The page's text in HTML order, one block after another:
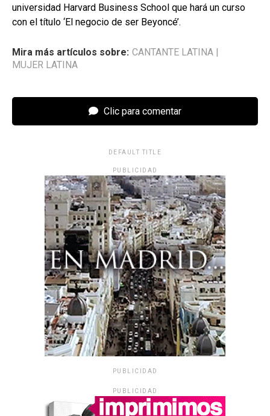
universidad Harvard Business School que hará un curso
con el título ‘El negocio de ser Beyoncé’.
Mira más artículos sobre: CANTANTE LATINA
MUJER LATINA
Clic para comentar
DEFAULT TITLE
PUBLICIDAD
PUBLICIDAD
PUBLICIDAD